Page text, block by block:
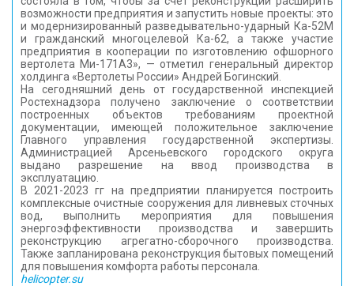
возможности предприятия и запустить новые проекты: это
и модернизированный разведывательно-ударный Ка-52М
и гражданский многоцелевой Ка-62, а также участие
предприятия в кооперации по изготовлению офшорного
вертолета Ми-171А3», — отметил генеральный директор
холдинга «Вертолеты России» Андрей Богинский.
На сегодняшний день от государственной инспекцией
Ростехнадзора получено заключение о соответствии
построенных объектов требованиям проектной
документации, имеющей положительное заключение
Главного управления государственной экспертизы.
Администрацией Арсеньевского городского округа
выдано разрешение на ввод производства в
эксплуатацию.
В 2021-2023 гг на предприятии планируется построить
комплексные очистные сооружения для ливневых сточных
вод, выполнить мероприятия для повышения
энергоэффективности производства и завершить
реконструкцию агрегатно-сборочного производства.
Также запланирована реконструкция бытовых помещений
для повышения комфорта работы персонала.
helicopter.su